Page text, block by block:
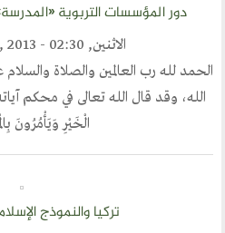
نشاطاتنا
أقسام المنتدى
قالوا في المنتدى
دور المؤسسات التربوية
الاثنين, December 9, 2013 - 02:30
الحمد لله رب العالمين والصلاة
الله، وقد قال الله تعالى في محكم
الْخَيْرِ وَيَأْمُرُونَ
تركيا والنموذج